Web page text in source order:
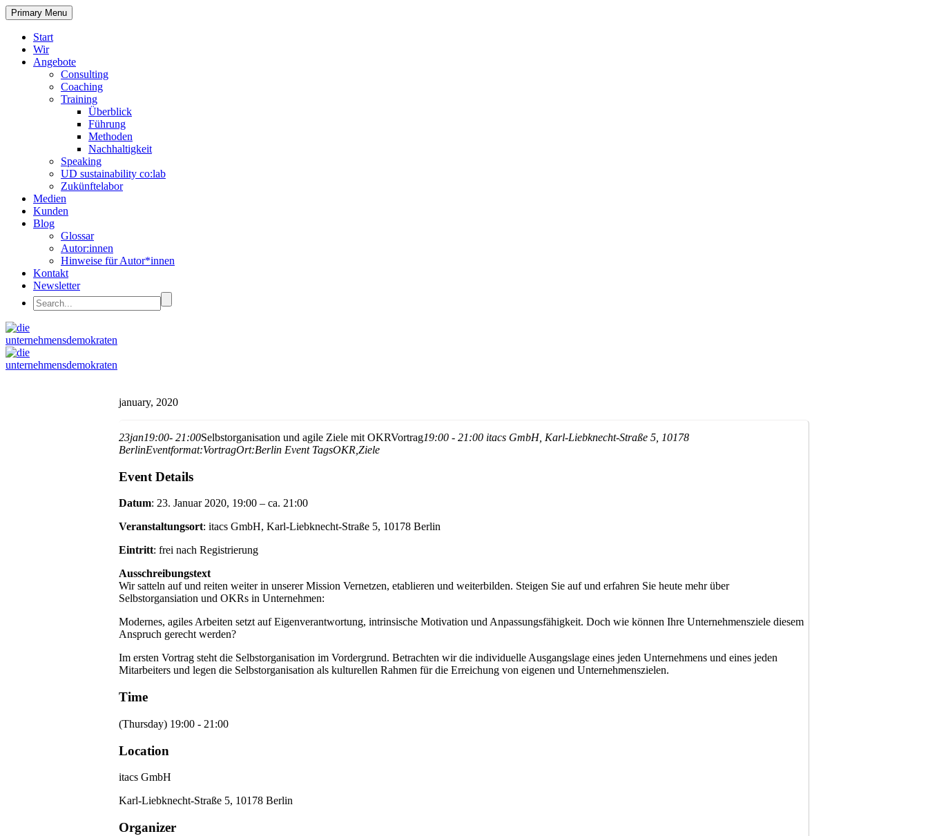
Primary Menu
Start
Wir
Angebote
Consulting
Coaching
Training
Überblick
Führung
Methoden
Nachhaltigkeit
Speaking
UD sustainability co:lab
Zukünftelabor
Medien
Kunden
Blog
Glossar
Autor:innen
Hinweise für Autor*innen
Kontakt
Newsletter
january, 2020
23jan19:00- 21:00Selbstorganisation und agile Ziele mit OKRVortrag19:00 - 21:00 itacs GmbH, Karl-Liebknecht-Straße 5, 10178
BerlinEventformat:VortragOrt:Berlin Event TagsOKR, Ziele
Event Details
Datum: 23. Januar 2020, 19:00 – ca. 21:00
Veranstaltungsort: itacs GmbH, Karl-Liebknecht-Straße 5, 10178 Berlin
Eintritt: frei nach Registrierung
Ausschreibungstext
Wir satteln auf und reiten weiter in unserer Mission Vernetzen, etablieren und weiterbilden. Steigen Sie auf und erfahren Sie heute mehr über
Selbstorgansiation und OKRs in Unternehmen:
Modernes, agiles Arbeiten setzt auf Eigenverantwortung, intrinsische Motivation und Anpassungsfähigkeit. Doch wie können Ihre Unternehmensziele diesem
Anspruch gerecht werden?
Im ersten Vortrag steht die Selbstorganisation im Vordergrund. Betrachten wir die individuelle Ausgangslage eines jeden Unternehmens und eines jeden
Mitarbeiters und legen die Selbstorganisation als kulturellen Rahmen für die Erreichung von eigenen und Unternehmenszielen.
Time
(Thursday) 19:00 - 21:00
Location
itacs GmbH
Karl-Liebknecht-Straße 5, 10178 Berlin
Organizer